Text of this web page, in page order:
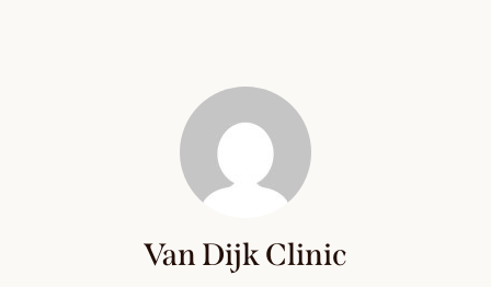
Van Dijk Clinic